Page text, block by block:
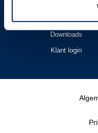
Downloads
Klant login